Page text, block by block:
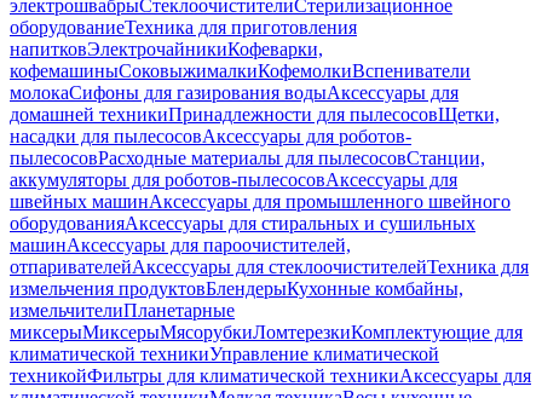
электрошвабрыСтеклоочистителиСтерилизационное
оборудованиеТехника для приготовления
напитковЭлектрочайникиКофеварки,
кофемашиныСоковыжималкиКофемолкиВспениватели
молокаСифоны для газирования водыАксессуары для
домашней техникиПринадлежности для пылесосовЩетки,
насадки для пылесосовАксессуары для роботов-
пылесосовРасходные материалы для пылесосовСтанции,
аккумуляторы для роботов-пылесосовАксессуары для
швейных машинАксессуары для промышленного швейного
оборудованияАксессуары для стиральных и сушильных
машинАксессуары для пароочистителей,
отпаривателейАксессуары для стеклоочистителейТехника для
измельчения продуктовБлендерыКухонные комбайны,
измельчителиПланетарные
миксерыМиксерыМясорубкиЛомтерезкиКомплектующие для
климатической техникиУправление климатической
техникойФильтры для климатической техникиАксессуары для